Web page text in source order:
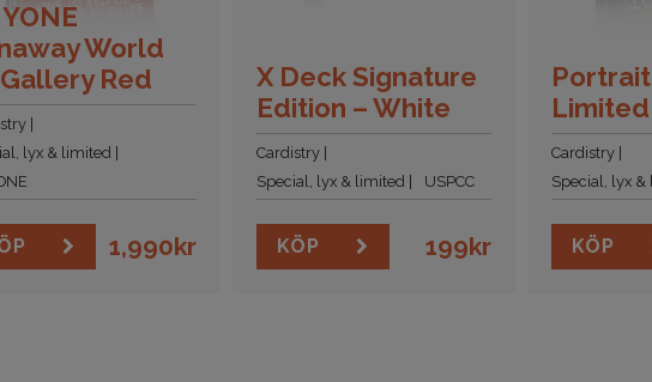
World
Red
lyx & limited
1,990kr
X Deck Signature
Edition – White
Cardistry
Special, lyx & limited
USPCC
KÖP 199kr
Cardistry
Special, lyx
KÖP